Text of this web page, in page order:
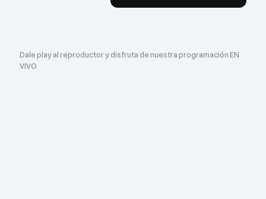
Dale play al reproductor y disfruta de nuestra programación EN
VIVO